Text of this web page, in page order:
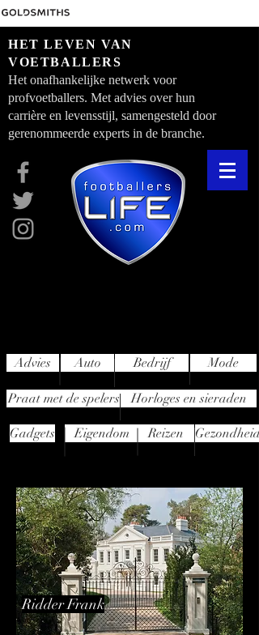
HET LEVEN VAN
VOETBALLERS
Het onafhankelijke netwerk voor
profvoetballers. Met advies over hun
carrière en levensstijl, samengesteld door
gerenommeerde experts in de branche.
Advies Auto
Praat met de spelers
Mode
Bedrijf
Gadgets
Horloges en sieraden
Eigendom Reizen Gezondheid
Ridder Frank